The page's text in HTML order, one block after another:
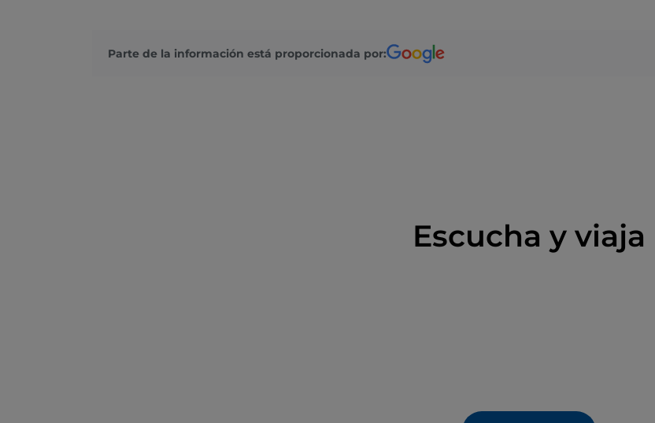
Pero el peligro no siempre llegaba de las costas: debido a su particular posición, el territorio
de Posada ha sido disputado durante mucho tiempo, y desde el período de los Juzgados
Parte de la información está proporcionada por:
Escucha y viaja